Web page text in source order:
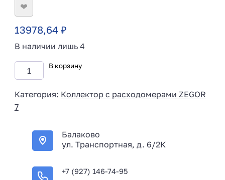
❤
13978,64 ₽
В наличии лишь 4
В корзину
Категория: Коллектор с расходомерами ZEGOR
7
Балаково
ул. Транспортная, д. 6/2К
+7 (927) 146-74-95